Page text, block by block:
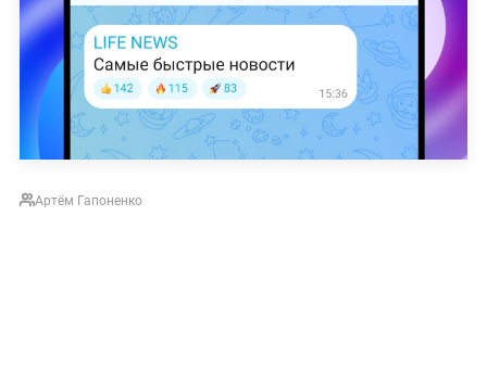
Артём Гапоненко